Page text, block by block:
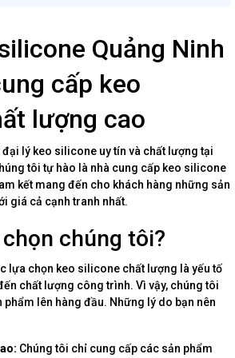
Quảng Ninh
cấp keo
lượng cao
lý keo silicone uy tín và chất lượng tại
tôi tự hào là nhà cung cấp keo silicone
kết mang đến cho khách hàng những sản
giá cả cạnh tranh nhất.
chúng tôi?
lựa chọn keo silicone chất lượng là yếu tố
chất lượng công trình. Vì vậy, chúng tôi
phẩm lên hàng đầu. Những lý do bạn nên
Chúng tôi chỉ cung cấp các sản phẩm